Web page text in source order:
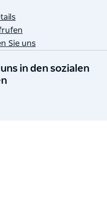
Sie uns
in den sozialen